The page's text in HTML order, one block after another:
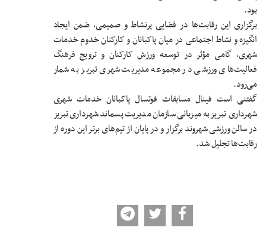
بود.
برگزاری این رقابت‌ها در فضایی پرنشاط و صمیمی، ضمن ایجاد
انگیزه و نشاط اجتماعی در میان پاکبانان و کارکنان خدوم خدمات
شهری، گامی مؤثر در توسعه ورزش کارکنان و ترویج فرهنگ
فعالیت‌های ورزشی در مجموعه مدیریت شهری تبریز به شمار
می‌رود.
گفتنی است فینال مسابقات فوتسال پاکبانان خدمات شهری
شهرداری تبریز به میزبانی سازمان مدیریت پسماند شهرداری تبریز
در سالن ورزشی شهروند برگزار و در پایان از تیم‌های برتر این دوره از
رقابت‌ها تجلیل شد.